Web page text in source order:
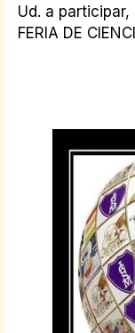
Ud. a
FERIA DE